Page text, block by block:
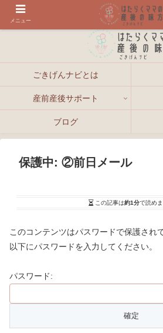
ごきげんナビとは
産前産後サポート
ブログ
保護中: ②前日メール
この記事は約1分で読めま
このコンテンツはパスワードで保護され
以下にパスワードを入力してください。
パスワード:
メニュー